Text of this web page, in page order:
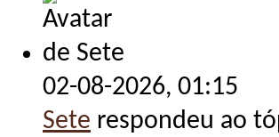
02-08-2026, 01:15
Sete respondeu ao